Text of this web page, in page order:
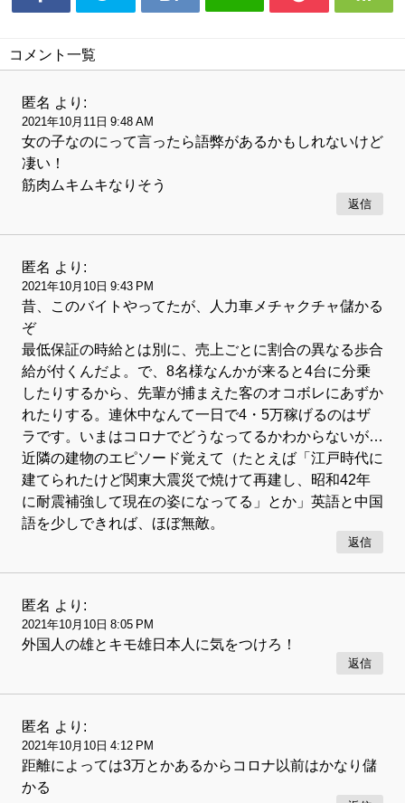
コメント一覧
匿名 より:
2021年10月11日 9:48 AM
女の子なのにって言ったら語弊があるかもしれないけど
凄い！
筋肉ムキムキなりそう
返信
匿名 より:
2021年10月10日 9:43 PM
昔、このバイトやってたが、人力車メチャクチャ儲かる
ぞ
最低保証の時給とは別に、売上ごとに割合の異なる歩合
給が付くんだよ。で、8名様なんかが来ると4台に分乗
したりするから、先輩が捕まえた客のオコボレにあずか
れたりする。連休中なんて一日で4・5万稼げるのはザ
ラです。いまはコロナでどうなってるかわからないが…
近隣の建物のエピソード覚えて（たとえば「江戸時代に
建てられたけど関東大震災で焼けて再建し、昭和42年
に耐震補強して現在の姿になってる」とか」英語と中国
語を少しできれば、ほぼ無敵。
返信
匿名 より:
2021年10月10日 8:05 PM
外国人の雄とキモ雄日本人に気をつけろ！
返信
匿名 より:
2021年10月10日 4:12 PM
距離によっては3万とかあるからコロナ以前はかなり儲
かる